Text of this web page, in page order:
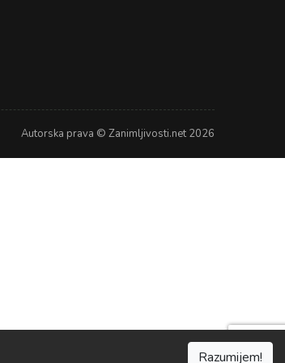
Autorska prava © Zanimljivosti.net 2026
Razumijem!